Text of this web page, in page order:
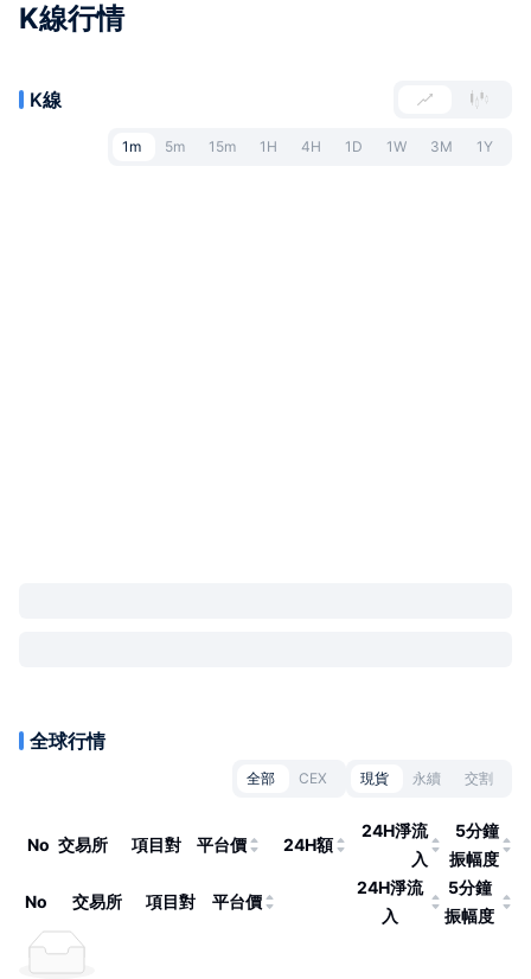
K線行情
K線
1m 5m 15m 1H 4H 1D 1W 3M 1Y
全球行情
全部 CEX 現貨 永續 交割
No 交易所 項目對 平台價 24H額
24H淨流
入
5分鐘
振幅度
No 交易所 項目對 平台價
24H淨流
入
5分鐘
振幅度